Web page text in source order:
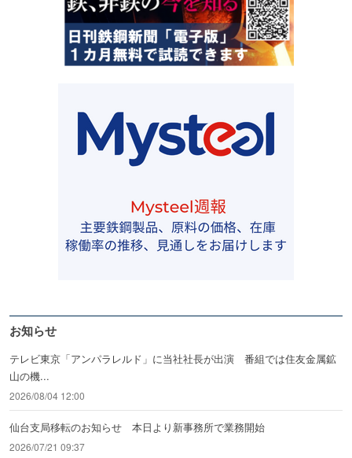
お知らせ
テレビ東京「アンパラレルド」に当社社長が出演 番組では住友金属鉱
山の機...
2026/08/04 12:00
仙台支局移転のお知らせ 本日より新事務所で業務開始
2026/07/21 09:37